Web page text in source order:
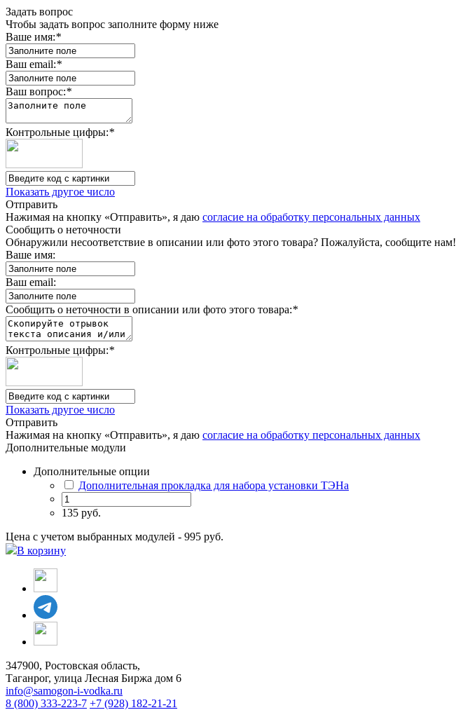
Задать вопрос
Чтобы задать вопрос заполните форму ниже
Ваше имя:*
Ваш email:*
Ваш вопрос:*
Контрольные цифры:*
Показать другое число
Отправить
Нажимая на кнопку «Отправить», я даю согласие на обработку персональных данных
Сообщить о неточности
Обнаружили несоответствие в описании или фото этого товара? Пожалуйста, сообщите нам!
Ваше имя:
Ваш email:
Сообщить о неточности в описании или фото этого товара:*
Контрольные цифры:*
Показать другое число
Отправить
Нажимая на кнопку «Отправить», я даю согласие на обработку персональных данных
Дополнительные модули
Дополнительные опции
Дополнительная прокладка для набора установки ТЭНа
135 руб.
Цена с учетом выбранных модулей - 995 руб.
В корзину
347900, Ростовская область,
Таганрог, улица Лесная Биржа дом 6
info@samogon-i-vodka.ru
8 (800) 333-223-7 +7 (928) 182-21-21